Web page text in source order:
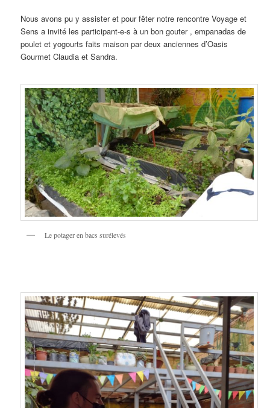
Nous avons pu y assister et pour fêter notre rencontre Voyage et
Sens a invité les participant-e-s à un bon gouter , empanadas de
poulet et yogourts faits maison par deux anciennes d’Oasis
Gourmet Claudia et Sandra.
Le potager en bacs surélevés